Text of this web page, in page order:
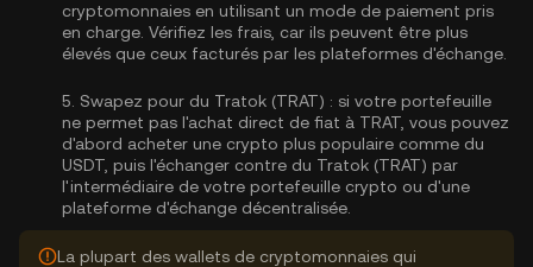
cryptomonnaies en utilisant un mode de paiement pris
en charge. Vérifiez les frais, car ils peuvent être plus
élevés que ceux facturés par les plateformes d'échange.
5. Swapez pour du Tratok (TRAT) : si votre portefeuille
ne permet pas l'achat direct de fiat à TRAT, vous pouvez
d'abord acheter une crypto plus populaire comme du
USDT, puis l'échanger contre du Tratok (TRAT) par
l'intermédiaire de votre portefeuille crypto ou d'une
plateforme d'échange décentralisée.
La plupart des wallets de cryptomonnaies qui